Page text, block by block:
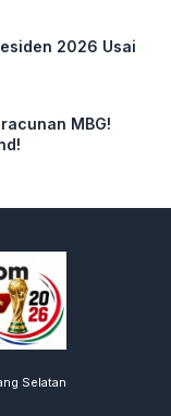
2026 Usai
MBG!
Selatan